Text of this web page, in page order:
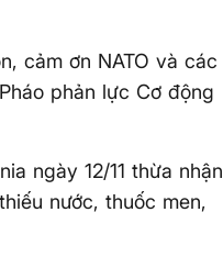
cảm ơn NATO và các
phản lực Cơ động
ngày 12/11 thừa nhận
nước, thuốc men,